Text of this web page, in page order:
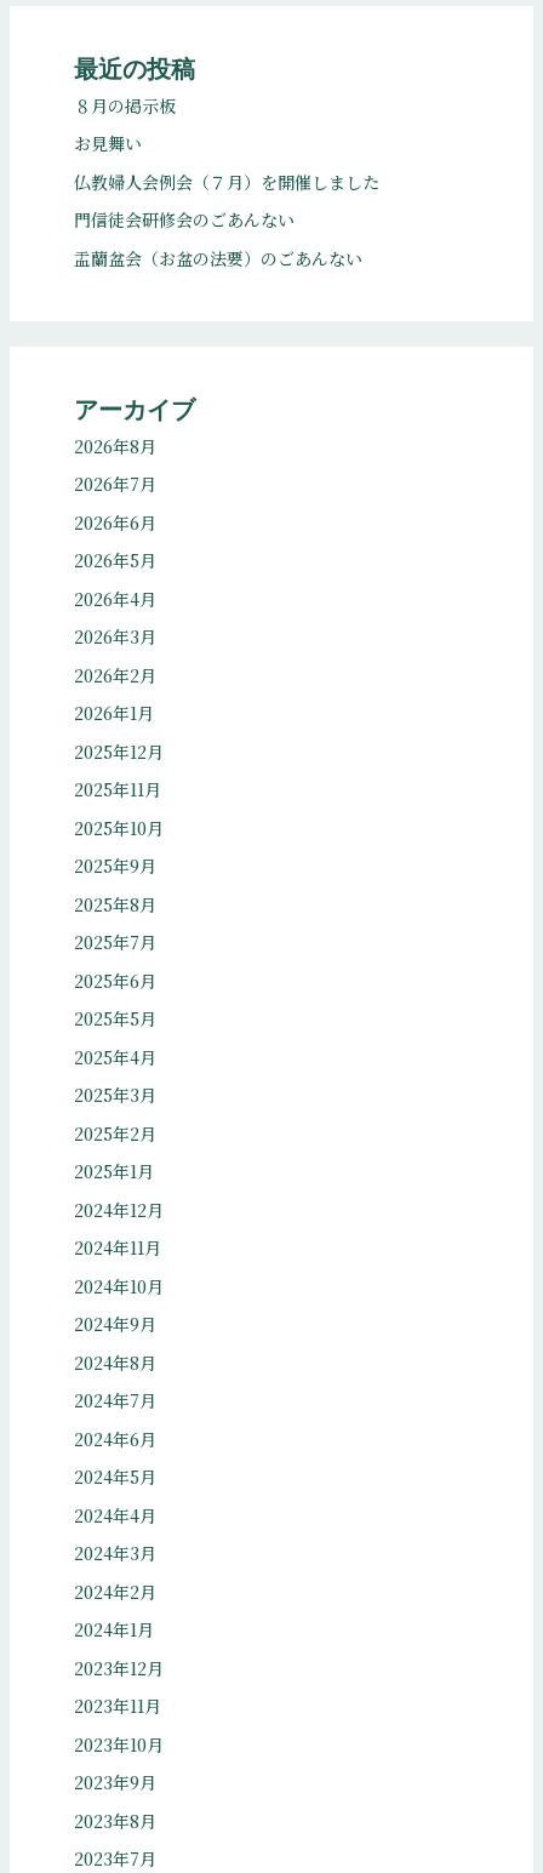
最近の投稿
８月の掲示板
お見舞い
仏教婦人会例会（７月）を開催しました
門信徒会研修会のごあんない
盂蘭盆会（お盆の法要）のごあんない
アーカイブ
2026年8月
2026年7月
2026年6月
2026年5月
2026年4月
2026年3月
2026年2月
2026年1月
2025年12月
2025年11月
2025年10月
2025年9月
2025年8月
2025年7月
2025年6月
2025年5月
2025年4月
2025年3月
2025年2月
2025年1月
2024年12月
2024年11月
2024年10月
2024年9月
2024年8月
2024年7月
2024年6月
2024年5月
2024年4月
2024年3月
2024年2月
2024年1月
2023年12月
2023年11月
2023年10月
2023年9月
2023年8月
2023年7月